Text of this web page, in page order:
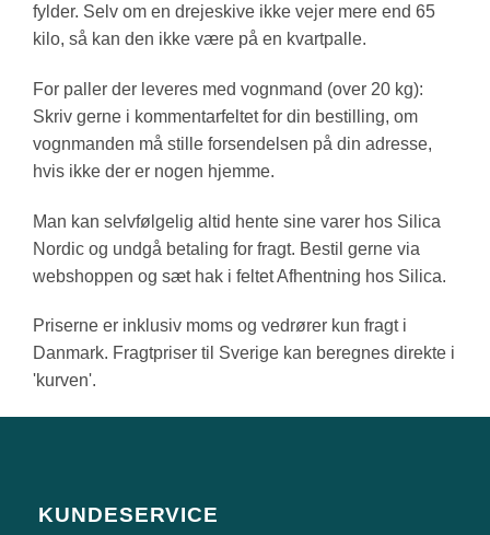
fylder. Selv om en drejeskive ikke vejer mere end 65
kilo, så kan den ikke være på en kvartpalle.
For paller der leveres med vognmand (over 20 kg):
Skriv gerne i kommentarfeltet for din bestilling, om
vognmanden må stille forsendelsen på din adresse,
hvis ikke der er nogen hjemme.
Man kan selvfølgelig altid hente sine varer hos Silica
Nordic og undgå betaling for fragt. Bestil gerne via
webshoppen og sæt hak i feltet Afhentning hos Silica.
Priserne er inklusiv moms og vedrører kun fragt i
Danmark. Fragtpriser til Sverige kan beregnes direkte i
'kurven'.
KUNDESERVICE